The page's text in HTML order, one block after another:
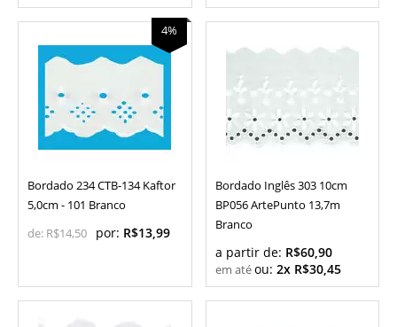
Bordado 234 CTB-134 Kaftor
5,0cm - 101 Branco
de: R$14,50 por: R$13,99
4%
Bordado Inglês 303 10cm
BP056 ArtePunto 13,7m
Branco
a partir de: R$60,90
ou: 2x R$30,45